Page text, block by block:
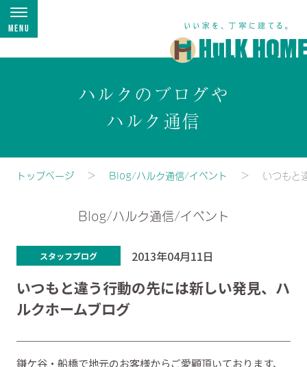
Menu
ハルクのブログや
ハルク通信
トップページ Blog/ハルク通信/イベント いつもと
Blog/ハルク通信/イベント
スタッフブログ 2013年04月11日
いつもと違う行動の先には新しい発見、ハ
ルクホームブログ
鎌ケ谷・船橋で地元のお客様からご愛顧頂いております、